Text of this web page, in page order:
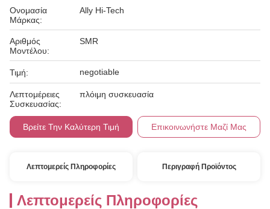
Ονομασία
Μάρκας:
Ally Hi-Tech
Αριθμός
Μοντέλου:
SMR
Τιμή: negotiable
Λεπτομέρειες
Συσκευασίας:
πλόιμη συσκευασία
Βρείτε Την Καλύτερη Τιμή Επικοινωνήστε Μαζί Μας
Λεπτομερείς Πληροφορίες Περιγραφή Προϊόντος
Λεπτομερείς Πληροφορίες